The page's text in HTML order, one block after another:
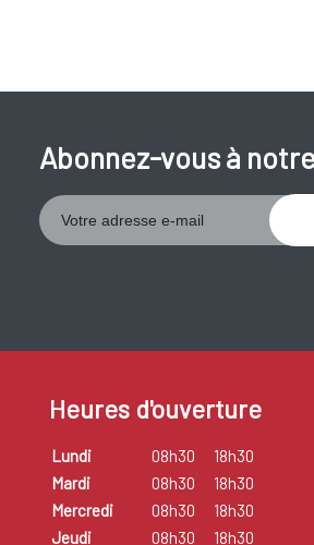
Abonnez-vous à
Heures d'ouverture
Lundi 08h30
18h30
Mardi
08h30
18h30
Mercredi
08h30
18h30
Jeudi
08h30
18h30